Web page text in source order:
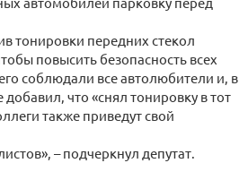
тонировки передних стекол
повысить безопасность всех
соблюдали все автолюбители и, в
что «снял тонировку в тот
также приведут свой
– подчеркнул депутат.